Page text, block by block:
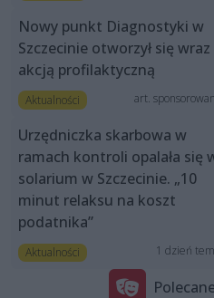
Nowy punkt Diagnostyki w
Szczecinie otworzył się wraz
akcją profilaktyczną
Aktualności art.
Urzędniczka skarbowa w
ramach kontroli opalała się
solarium w Szczecinie. „10
minut relaksu na koszt
podatnika”
Aktualności 1 dzień